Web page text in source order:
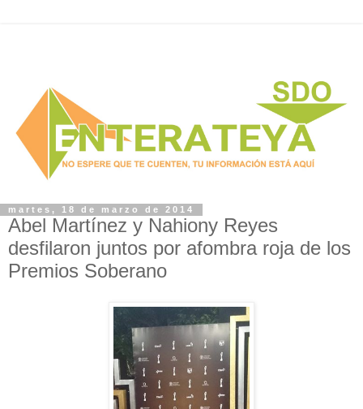
martes, 18 de marzo de 2014
Abel Martínez y Nahiony Reyes
desfilaron juntos por afombra roja de los
Premios Soberano